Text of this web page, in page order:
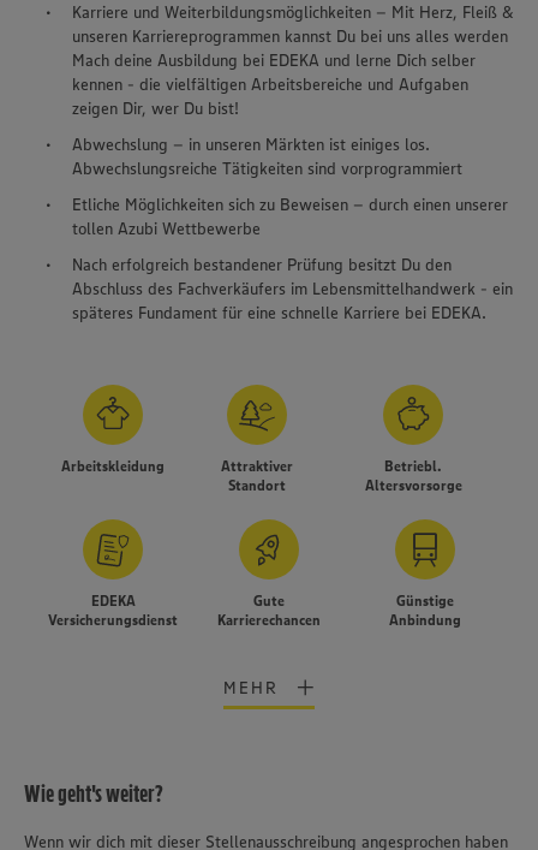
Wir setzen Cookies und andere Technologien ein, um Ihnen
Karriere und Weiterbildungsmöglichkeiten – Mit Herz, Fleiß &
unseren Karriereprogrammen kannst Du bei uns alles werden
Mach deine Ausbildung bei EDEKA und lerne Dich selber
kennen - die vielfältigen Arbeitsbereiche und Aufgaben
zeigen Dir, wer Du bist!
Abwechslung – in unseren Märkten ist einiges los.
Abwechslungsreiche Tätigkeiten sind vorprogrammiert
Etliche Möglichkeiten sich zu Beweisen – durch einen unserer
tollen Azubi Wettbewerbe
Nach erfolgreich bestandener Prüfung besitzt Du den
Abschluss des Fachverkäufers im Lebensmittelhandwerk - ein
späteres Fundament für eine schnelle Karriere bei EDEKA.
Arbeitskleidung
Attraktiver
Standort
Betriebl.
Altersvorsorge
EDEKA
Versicherungsdienst
Gute
Karrierechancen
Günstige
Anbindung
MEHR
Wie geht's weiter?
Wenn wir dich mit dieser Stellenausschreibung angesprochen haben